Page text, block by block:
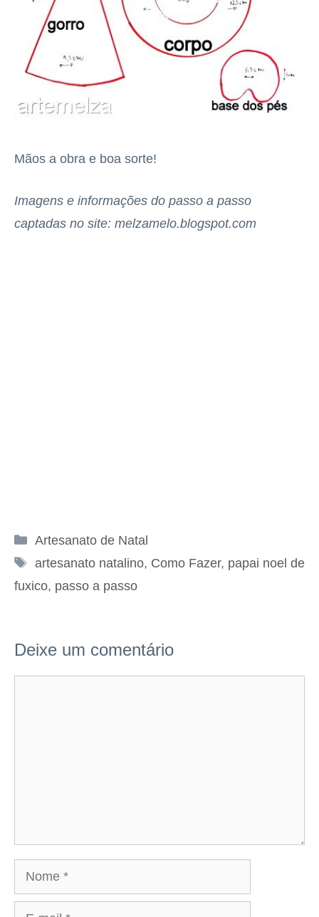
Mãos a obra e boa sorte!
Imagens e informações do passo a passo
captadas no site: melzamelo.blogspot.com
Categorias
Artesanato de Natal
Tags
artesanato natalino, Como Fazer, papai noel de
fuxico, passo a passo
Deixe um comentário
Nome